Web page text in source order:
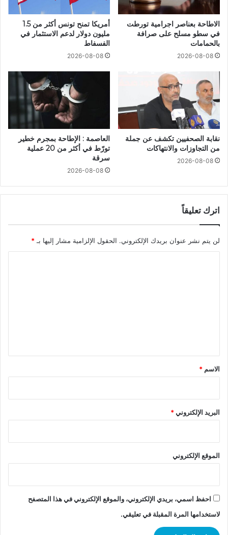
الاطاحة بعناصر اجرامية تورطت
في سطو مسلح على صرافة
بالحمامات
2026-08-08
أمريكا تمنح تونس أكثر من 1.5
مليون دولار لدعم الاستثمار في
الفسفاط
2026-08-08
نقابة الصحفيين تكشف عن جملة
من التجاوزات والانتهاكات
2026-08-08
العاصمة : الإطاحة بمجرم خطير
تورّط في أكثر من 20 عملية
سرقة
2026-08-08
اترك تعليقاً
لن يتم نشر عنوان بريدك الإلكتروني. الحقول الإلزامية مشار إليها بـ *
*
الاسم *
البريد الإلكتروني*
الموقع الإلكتروني
احفظ اسمي، بريدي الإلكتروني، والموقع الإلكتروني في هذا المتصفح
لاستخدامها المرة المقبلة في تعليقي.